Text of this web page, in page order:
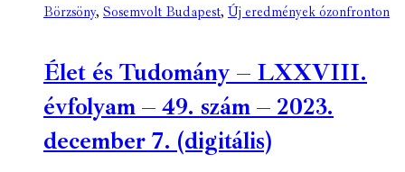
Börzsöny, Sosemvolt Budapest, Új eredmények ózonfronton
Élet és Tudomány – LXXVIII.
évfolyam – 49. szám – 2023.
december 7. (digitális)